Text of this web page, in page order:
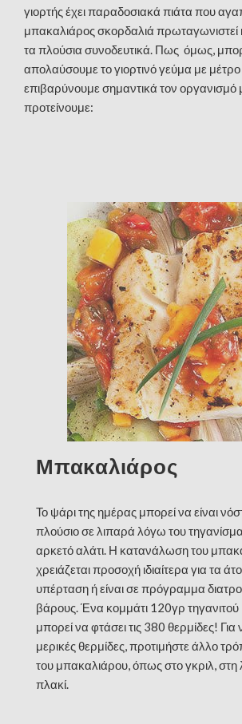
γιορτής έχει παραδοσιακά πιάτα που
μπακαλιάρος σκορδαλιά πρωταγωνιστεί
τα πλούσια συνοδευτικά. Πως όμως,
απολαύσουμε το γιορτινό γεύμα με
επιβαρύνουμε σημαντικά τον οργανισμό
προτείνουμε:
Μπακαλιάρος
Το ψάρι της ημέρας μπορεί να είναι
πλούσιο σε λιπαρά λόγω του
αρκετό αλάτι. Η κατανάλωση του
χρειάζεται προσοχή ιδιαίτερα για τα
υπέρταση ή είναι σε πρόγραμμα
βάρους. Ένα κομμάτι 120γρ
μπορεί να φτάσει τις 380 θερμίδες! Για
μερικές θερμίδες, προτιμήστε άλλο
του μπακαλιάρου, όπως στο γκριλ,
πλακί.